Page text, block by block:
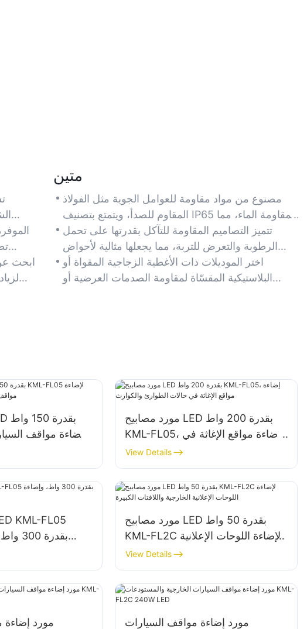
ابحث
متين
مصنوع من مواد مقاومة للعوامل الجوية مثل الفولاذ
المقاوم للصدأ، ويتمتع بتصنيف IP65 لمقاومة الماء، مما
يضمن طول عمره في المطر أو الثلج أو الحرارة
تتميز التصاميم المقاومة للتآكل بقدرتها على تحمل
الرطوبة والتعرض للتربة، مما يجعلها مثالية لأحواض
الحدائق والبرك والبيئات الساحلية.
اختر الموديلات ذات الأغطية الزجاجية المقواة أو
البلاستيكية المقسّاة لمقاومة الصدمات العرضية أو
مورد مصابيح LED بقدرة 200 واط
KML-FL05، إضاءة مواقع الإغاثة في
حالات الطوارئ والكوارث
View Details
مورد مصابيح LED بقدرة 50 واط
KML-FL2C لإضاءة اللوحات الإعلانية
الخارجية واللافتات الكبيرة
View Details
مورد إضاءة
مورد إضاءة مواقف السيارات